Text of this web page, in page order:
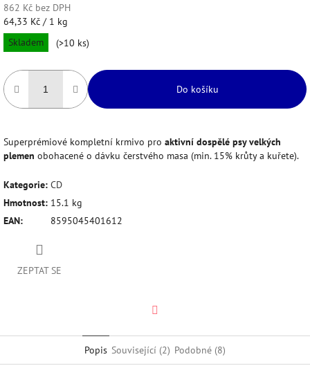
862 Kč bez DPH
Měrná
cena:
64,33 Kč / 1 kg
Skladem
(>10 ks)
Do košíku
Superprémiové kompletní krmivo pro aktivní dospělé psy velkých
plemen obohacené o dávku čerstvého masa (min. 15% krůty a kuřete).
Kategorie: CD
Hmotnost: 15.1 kg
EAN: 8595045401612
ZEPTAT SE
Popis Související (2) Podobné (8)